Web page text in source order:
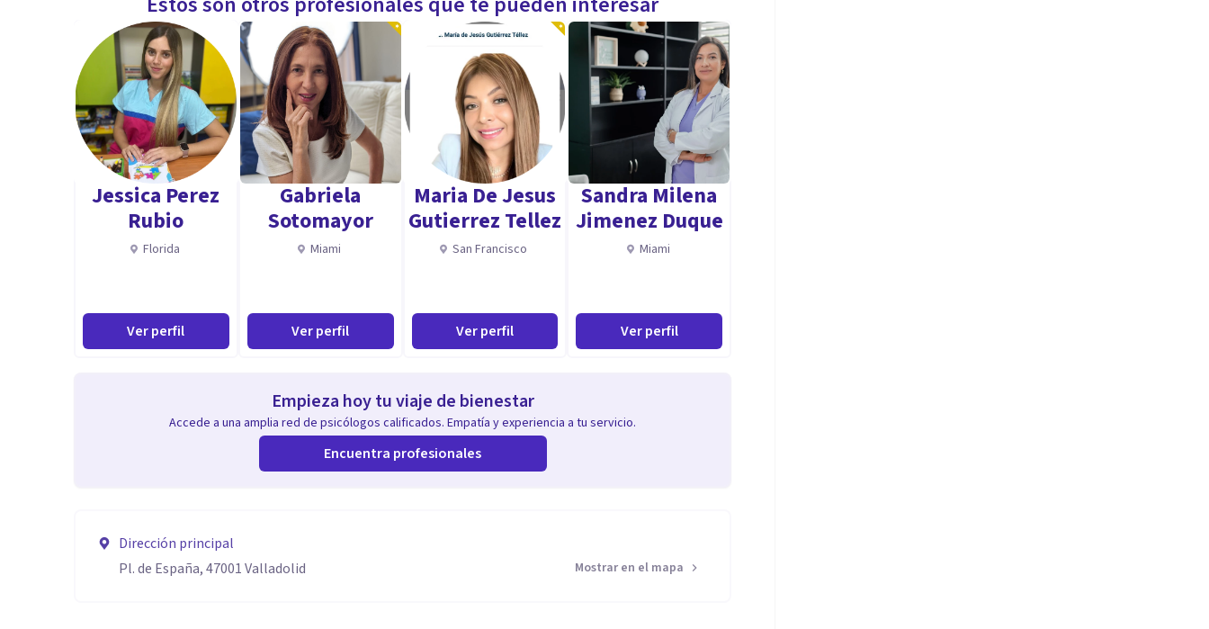
Jessica Perez
Rubio
Florida
Ver perfil
Gabriela
Sotomayor
Miami
Ver perfil
Maria De Jesus
Gutierrez Tellez
San Francisco
Ver perfil
Sandra Milena
Jimenez Duque
Miami
Ver perfil
Empieza hoy tu viaje de bienestar
Accede a una amplia red de psicólogos calificados. Empatía y experiencia a tu servicio.
Encuentra profesionales
Dirección principal
Pl. de España, 47001 Valladolid
Mostrar en el mapa